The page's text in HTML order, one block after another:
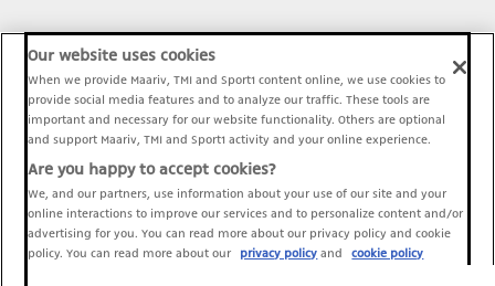
Our website uses cookies
When we provide Maariv, TMI and Sport1 content online, we use cookies to
provide social media features and to analyze our traffic. These tools are
important and necessary for our website functionality. Others are optional
and support Maariv, TMI and Sport1 activity and your online experience.
Are you happy to accept cookies?
We, and our partners, use information about your use of our site and your
online interactions to improve our services and to personalize content and/or
advertising for you. You can read more about our privacy policy and cookie
policy. You can read more about our
privacy policy and cookie policy